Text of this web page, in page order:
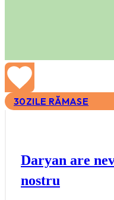
30ZILE RĂMASE
Daryan are
nostru